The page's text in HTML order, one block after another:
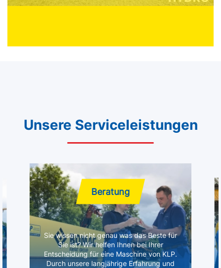
Unsere Serviceleistungen
Beratung
Sie wissen nicht genau was das Beste für
Sie ist? Wir helfen Ihnen bei Ihrer
Entscheidung für eine Maschine von KLP.
Durch unsere langjährige Erfahrung und